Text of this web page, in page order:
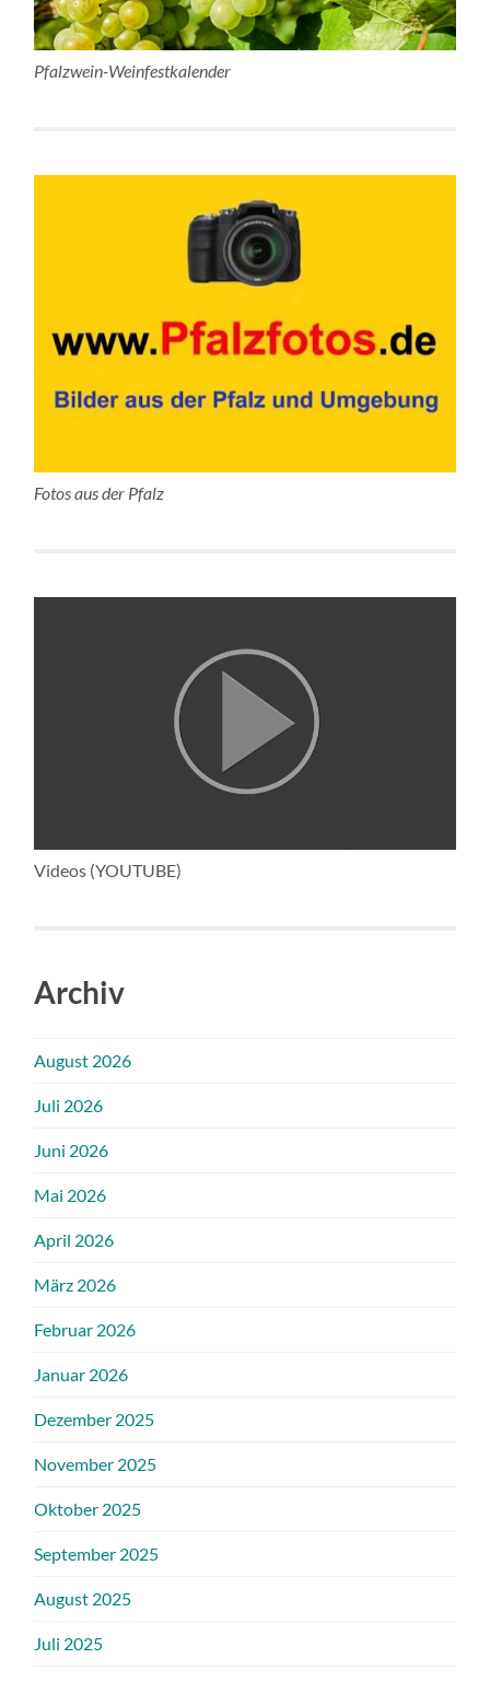
Pfalzwein-Weinfestkalender
Fotos aus der Pfalz
Videos (YOUTUBE)
Archiv
August 2026
Juli 2026
Juni 2026
Mai 2026
April 2026
März 2026
Februar 2026
Januar 2026
Dezember 2025
November 2025
Oktober 2025
September 2025
August 2025
Juli 2025